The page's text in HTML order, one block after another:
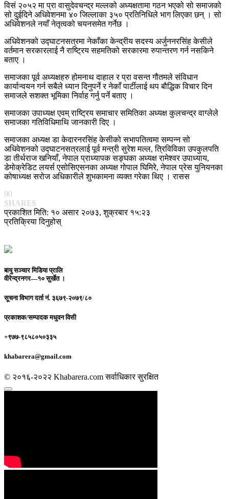
विसं २०५२ मा प्रा वासुदेवचन्द्र मल्लको अध्यक्षतामा गठन भएको सो समाजको
सो दुईदिने अधिवेशनमा ४० जिल्लाका ३५० प्रतिनिधिले भाग लिएका छन् । सो
अधिवेशनले नयाँ नेतृत्वको चयनसमेत गर्नेछ ।
अधिवेशनको उद्घाटनसत्रमा नेकाँका केन्द्रीय सदस्य अर्जुननरसिंह केसीले
वर्तमान सरकारलाई नै राष्ट्रिय सहमतिको सरकारमा रुपान्तरण गर्न नसकिने
बताए ।
समाजका पूर्व अध्यक्षहरु होमनाथ दाहाल र प्रा वसन्त गौतमले संविधान
कार्यान्वयन गर्न सबैले ध्यान दिनुपर्ने र नेकाँ पार्टीलाई थप बौद्धिक विचार दिन
समाजले सशक्त भूमिका निर्वाह गर्नु पर्ने बताए ।
समाजका उपाध्यक्ष एवम् राष्ट्रिय समाचार समितिका अध्यक्ष कुलचन्द्र वाग्लेले
समाजका गतिविधिमाथि जानकारी दिए ।
समाजका अध्यक्ष डा केदारनरसिंह केसीको सभापतित्वमा सम्पन्न सो
अधिवेशनको उद्घाटनसत्रलाई पूर्व मन्त्री सुरेश मल्ल, त्रिविविका उपकुलपति
डा तीर्थराज खनियाँ, नेपाल प्राध्यापक सङ्घका अध्यक्ष रामेश्वर उपाध्याय,
डेमोक्रेडिट लयर्स एसोसिएसनका अध्यक्ष गोपाल घिमिरे, नेपाल प्रेस युनियनका
कोषाध्यक्ष सरोज अधिकारीले शुभकामना व्यक्त गरेका थिए । रासस
90
SHARES
प्रकाशित मिति: १० असार २०७३, शुक्रबार १५:२३
प्रतिक्रिया दिनुहोस्
बायु सञ्चार मिडिया प्रालि
वीरेन्द्रनगर—१० सुर्खेत ।
सूचना विभाग दर्ता नं. ३६७९-२०७९/८०
प्रकाशक/सम्पादकमधुवन विसी
+९७७-९८५८०५०३३५
khabarera@gmail.com
© २०१६-२०२२ Khabarera.com सर्वाधिकार सुरक्षित